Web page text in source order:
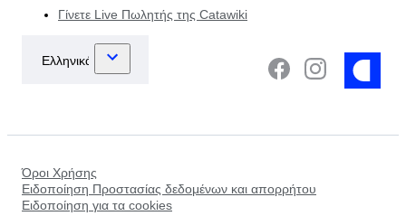
Γίνετε Live Πωλητής της Catawiki
Όροι Χρήσης
Ειδοποίηση Προστασίας δεδομένων και απορρήτου
Ειδοποίηση για τα cookies